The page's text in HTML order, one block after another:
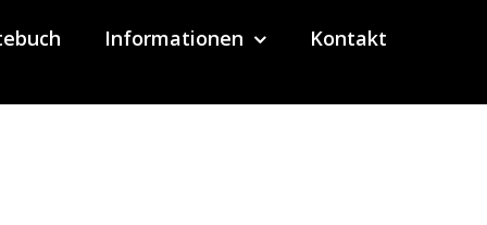
Informationen Kontakt